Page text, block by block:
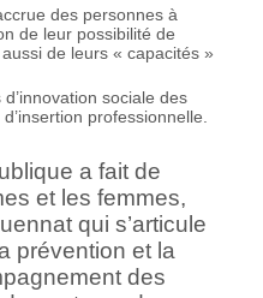
des personnes à
de leur possibilité de
de leurs « capacités »
sociale des
professionnelle.
a fait de
et les femmes,
qui s’articule
prévention et la
des